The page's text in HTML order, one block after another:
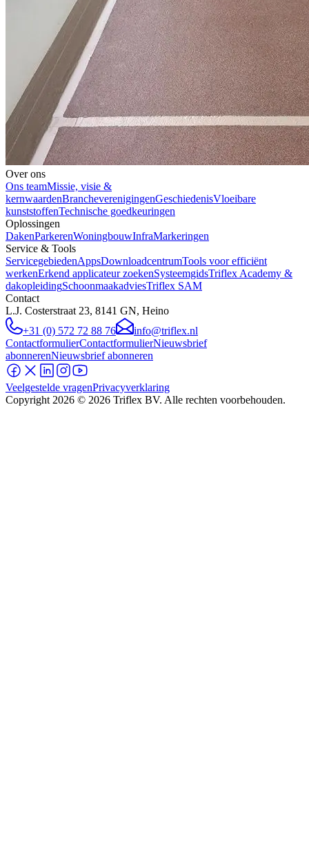
Over ons
Ons teamMissie, visie &
kernwaardenBrancheverenigingenGeschiedenisVloeibare
kunststoffenTechnische goedkeuringen
Oplossingen
DakenParkerenWoningbouwInfraMarkeringen
Service & Tools
ServicegebiedenAppsDownloadcentrumTools voor efficiënt
werkenErkend applicateur zoekenSysteemgidsTriflex Academy &
dakopleidingSchoonmaakadviesTriflex SAM
Contact
L.J. Costerstraat 23, 8141 GN, Heino
+31 (0) 572 72 88 76
info@triflex.nl
ContactformulierContactformulierNieuwsbrief
abonnerenNieuwsbrief abonneren
Veelgestelde vragenPrivacyverklaring
Copyright 2026 © 2026 Triflex BV. Alle rechten voorbehouden.